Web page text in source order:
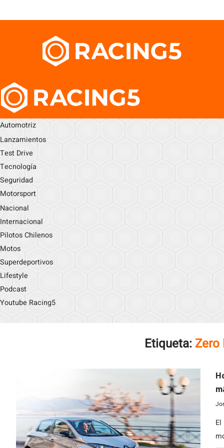
Automotriz
Lanzamientos
Test Drive
Tecnología
Seguridad
Motorsport
Nacional
Internacional
Pilotos Chilenos
Motos
Superdeportivos
Lifestyle
Podcast
Youtube Racing5
Etiqueta: Zero